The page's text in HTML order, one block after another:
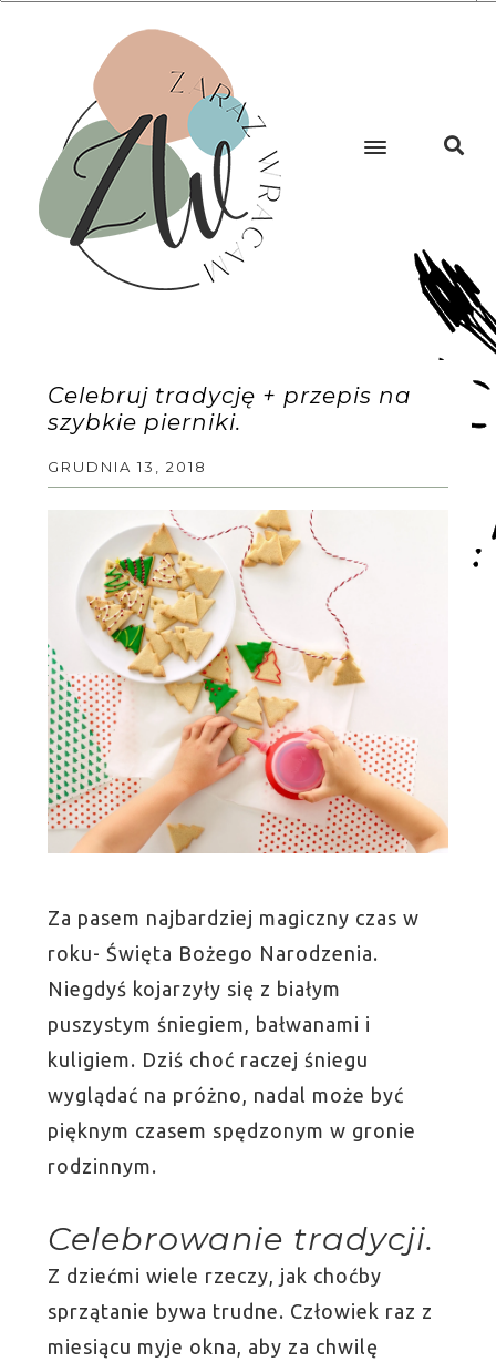
Celebruj tradycję + przepis na
szybkie pierniki.
GRUDNIA 13, 2018
Za pasem najbardziej magiczny czas w
roku- Święta Bożego Narodzenia.
Niegdyś kojarzyły się z białym
puszystym śniegiem, bałwanami i
kuligiem. Dziś choć raczej śniegu
wyglądać na próżno, nadal może być
pięknym czasem spędzonym w gronie
rodzinnym.
Celebrowanie tradycji.
Z dziećmi wiele rzeczy, jak choćby
sprzątanie bywa trudne. Człowiek raz z
miesiącu myje okna, aby za chwilę